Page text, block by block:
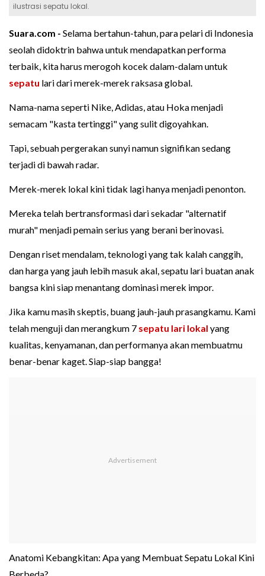
ilustrasi sepatu lokal.
Suara.com - Selama bertahun-tahun, para pelari di Indonesia
seolah didoktrin bahwa untuk mendapatkan performa
terbaik, kita harus merogoh kocek dalam-dalam untuk
sepatu lari dari merek-merek raksasa global.
Nama-nama seperti Nike, Adidas, atau Hoka menjadi
semacam "kasta tertinggi" yang sulit digoyahkan.
Tapi, sebuah pergerakan sunyi namun signifikan sedang
terjadi di bawah radar.
Merek-merek lokal kini tidak lagi hanya menjadi penonton.
Mereka telah bertransformasi dari sekadar "alternatif
murah" menjadi pemain serius yang berani berinovasi.
Dengan riset mendalam, teknologi yang tak kalah canggih,
dan harga yang jauh lebih masuk akal, sepatu lari buatan anak
bangsa kini siap menantang dominasi merek impor.
Jika kamu masih skeptis, buang jauh-jauh prasangkamu. Kami
telah menguji dan merangkum 7 sepatu lari lokal yang
kualitas, kenyamanan, dan performanya akan membuatmu
benar-benar kaget. Siap-siap bangga!
Anatomi Kebangkitan: Apa yang Membuat Sepatu Lokal Kini